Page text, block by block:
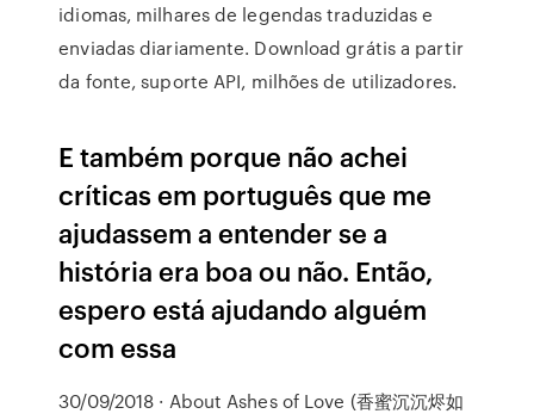
idiomas, milhares de legendas traduzidas e
enviadas diariamente. Download grátis a partir
da fonte, suporte API, milhões de utilizadores.
E também porque não achei
críticas em português que me
ajudassem a entender se a
história era boa ou não. Então,
espero está ajudando alguém
com essa
30/09/2018 · About Ashes of Love (香蜜沉沉烬如